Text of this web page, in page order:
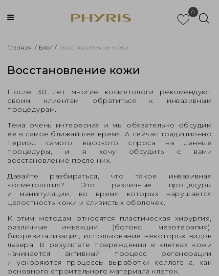
0
Главная / Блог / Восстановление кожи
Восстановление кожи
После 30 лет многие косметологи рекомендуют
своим клиентам обратиться к инвазивным
процедурам.
Тема очень интересная и мы обязательно обсудим
ее в самое ближайшее время. А сейчас традиционно
период самого высокого спроса на данные
процедуры, и я хочу обсудить с вами
восстановление после них.
Давайте разбираться, что такое инвазивная
косметология? Это различные процедуры
и манипуляции, во время которых нарушается
целостность кожи и слизистых оболочек.
К этим методам относятся пластическая хирургия,
различные инъекции (ботокс, мезотерапия),
биоревитализация, использование некоторых видов
лазера. В результате повреждения в клетках кожи
начинается активный процесс регенерации
и ускоряются процессы выработки коллагена, как
основного строительного материала клеток.